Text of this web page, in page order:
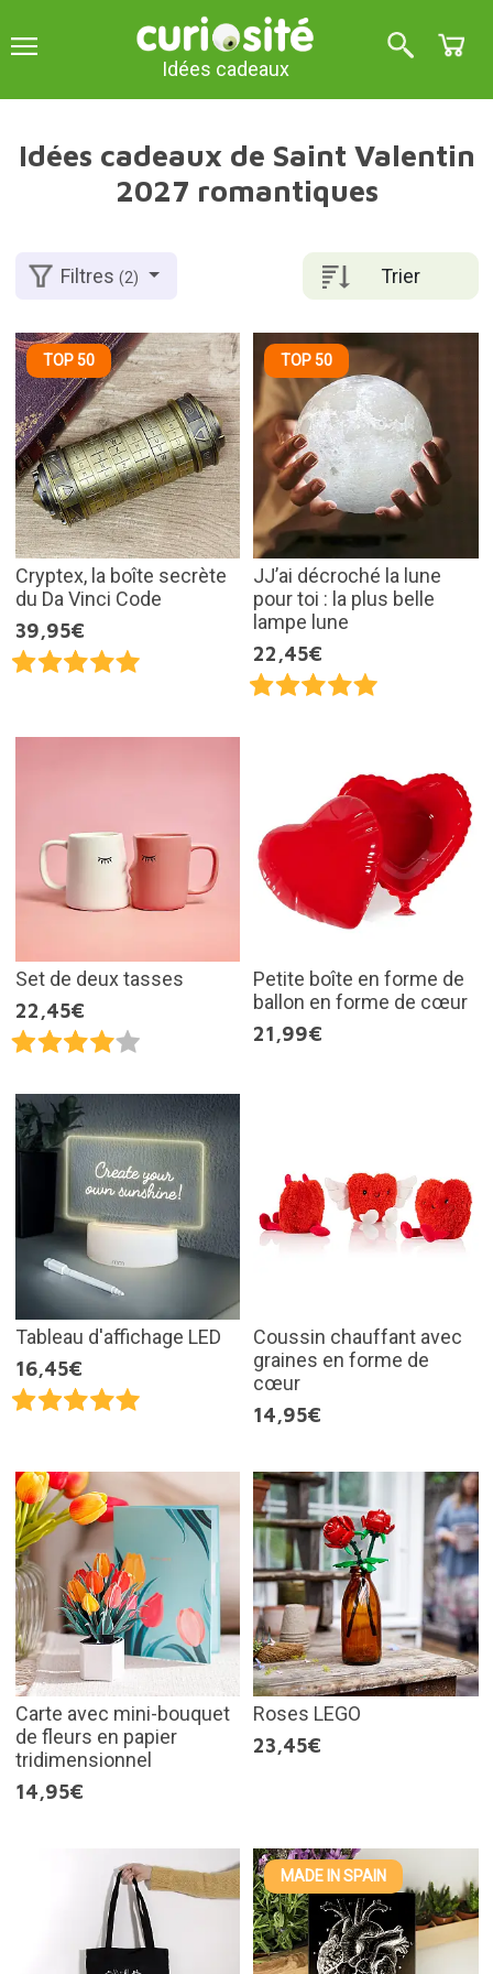
Idées cadeaux
Idées cadeaux de Saint Valentin
2027 romantiques
Trier
Filtres(2)
TOP 50
Cryptex, la boîte secrète
du Da Vinci Code
39,95€
TOP 50
JJ’ai décroché la lune
pour toi : la plus belle
lampe lune
22,45€
Set de deux tasses
22,45€
Petite boîte en forme de
ballon en forme de cœur
21,99€
Tableau d'affichage LED
16,45€
Coussin chauffant avec
graines en forme de
cœur
14,95€
Carte avec mini-bouquet
de fleurs en papier
tridimensionnel
14,95€
Roses LEGO
23,45€
MADE IN SPAIN